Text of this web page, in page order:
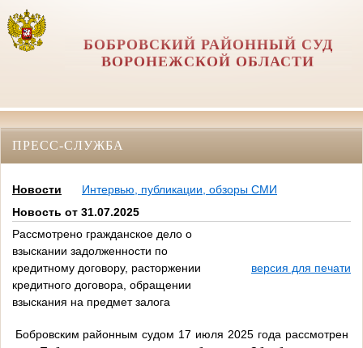
БОБРОВСКИЙ РАЙОННЫЙ СУД
ВОРОНЕЖСКОЙ ОБЛАСТИ
ПРЕСС-СЛУЖБА
Новости
Интервью, публикации, обзоры СМИ
Новость от 31.07.2025
Рассмотрено гражданское дело о
взыскании задолженности по
кредитному договору, расторжении
кредитного договора, обращении
взыскания на предмет залога
версия для печати
Бобровским районным судом 17 июля 2025 года рассмотрен